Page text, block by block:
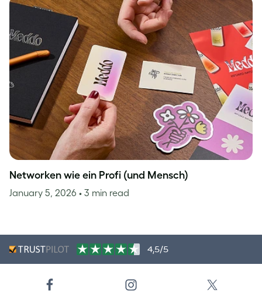
Networken wie ein Profi (und Mensch)
January 5, 2026 • 3 min read
4,5/5